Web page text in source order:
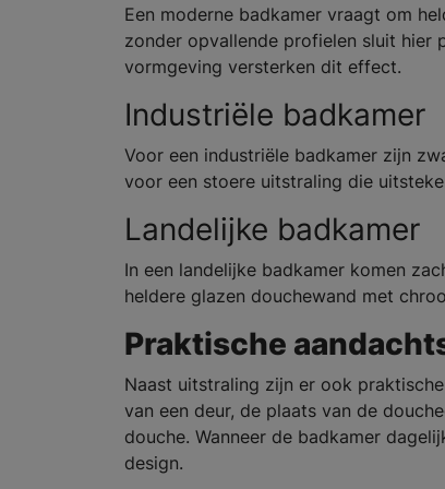
Een moderne badkamer vraagt om
zonder opvallende profielen sluit hier
vormgeving versterken dit effect.
Industriële badkamer
Voor een industriële badkamer zijn
voor een stoere uitstraling die
Landelijke badkamer
In een landelijke badkamer komen
heldere glazen douchewand met
Praktische
Naast uitstraling zijn er ook
van een deur, de plaats van de
douche. Wanneer de badkamer
design.